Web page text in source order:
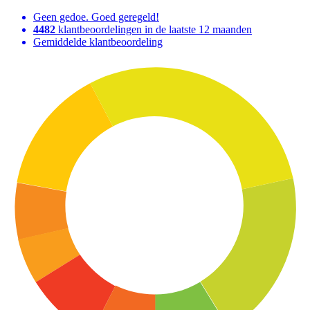
Geen gedoe. Goed geregeld!
4482 klantbeoordelingen in de laatste 12 maanden
Gemiddelde klantbeoordeling